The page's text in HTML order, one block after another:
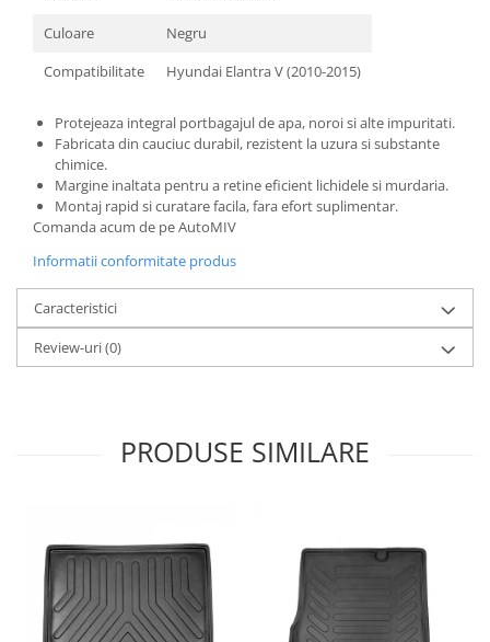
Culoare
Negru
Compatibilitate
Hyundai Elantra V (2010-2015)
Protejeaza integral portbagajul de apa, noroi si alte impuritati.
Fabricata din cauciuc durabil, rezistent la uzura si substante
chimice.
Margine inaltata pentru a retine eficient lichidele si murdaria.
Montaj rapid si curatare facila, fara efort suplimentar.
Comanda acum de pe AutoMIV
Informatii conformitate produs
Caracteristici
Review-uri(0)
PRODUSE SIMILARE